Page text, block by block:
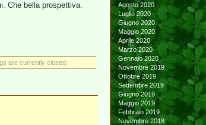
Che bella prospettiva.
are currently closed.
Agosto 2020
Luglio 2020
Giugno 2020
Maggio 2020
Aprile 2020
Marzo 2020
Gennaio 2020
Novembre 2019
Ottobre 2019
Settembre 2019
Giugno 2019
Maggio 2019
Febbraio 2019
Novembre 2018